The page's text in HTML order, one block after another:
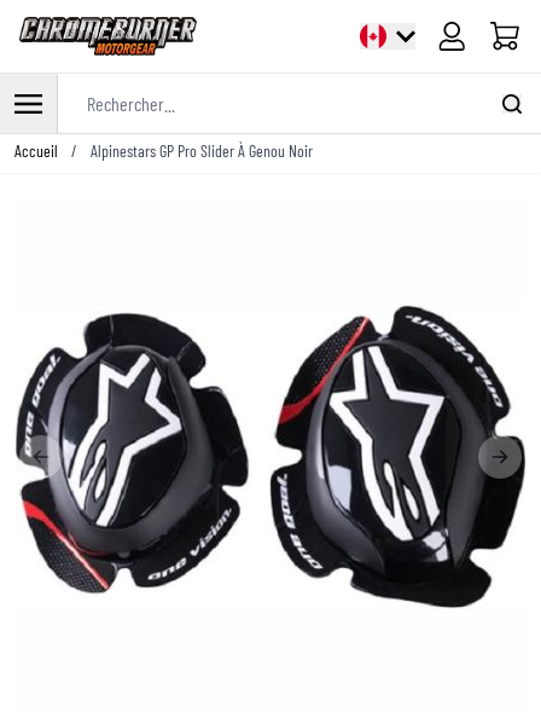
Panier
Allez au contenu
Accueil / Alpinestars GP Pro Slider À Genou Noir